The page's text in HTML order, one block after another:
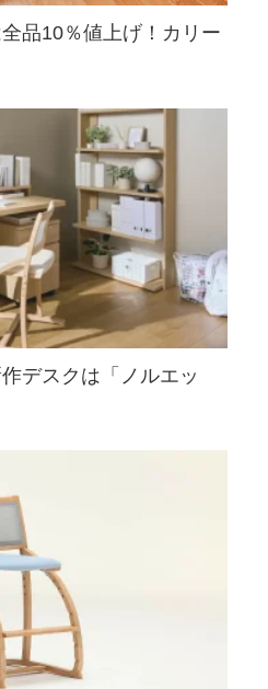
品10％値上げ！カリー
デスクは「ノルエッ